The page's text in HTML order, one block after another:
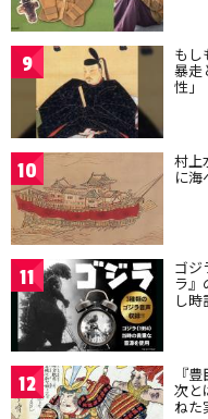
9 もし
暴走
性」
10 村上
に
11 ゴジ
ラ』
し
12 『
次と
ねた